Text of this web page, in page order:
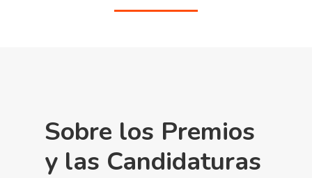
Sobre los Premios
y las Candidaturas